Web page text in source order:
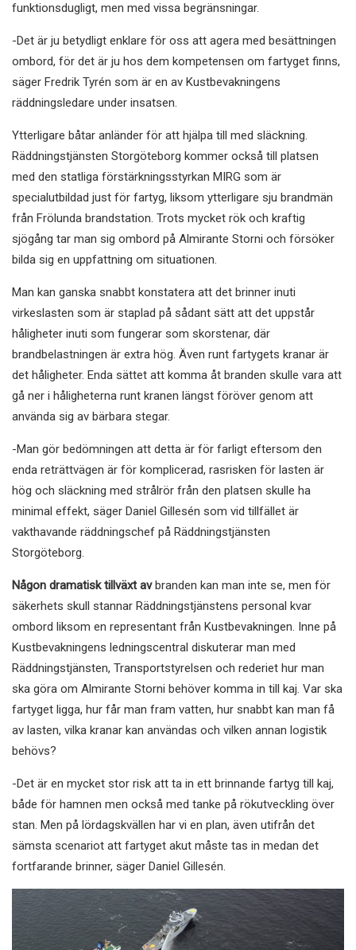
funktionsdugligt, men med vissa begränsningar.
-Det är ju betydligt enklare för oss att agera med besättningen
ombord, för det är ju hos dem kompetensen om fartyget finns,
säger Fredrik Tyrén som är en av Kustbevakningens
räddningsledare under insatsen.
Ytterligare båtar anländer för att hjälpa till med släckning.
Räddningstjänsten Storgöteborg kommer också till platsen
med den statliga förstärkningsstyrkan MIRG som är
specialutbildad just för fartyg, liksom ytterligare sju brandmän
från Frölunda brandstation. Trots mycket rök och kraftig
sjögång tar man sig ombord på Almirante Storni och försöker
bilda sig en uppfattning om situationen.
Man kan ganska snabbt konstatera att det brinner inuti
virkeslasten som är staplad på sådant sätt att det uppstår
håligheter inuti som fungerar som skorstenar, där
brandbelastningen är extra hög. Även runt fartygets kranar är
det håligheter. Enda sättet att komma åt branden skulle vara att
gå ner i håligheterna runt kranen längst föröver genom att
använda sig av bärbara stegar.
-Man gör bedömningen att detta är för farligt eftersom den
enda reträttvägen är för komplicerad, rasrisken för lasten är
hög och släckning med strålrör från den platsen skulle ha
minimal effekt, säger Daniel Gillesén som vid tillfället är
vakthavande räddningschef på Räddningstjänsten
Storgöteborg.
Någon dramatisk tillväxt avbranden kan man inte se, men för
säkerhets skull stannar Räddningstjänstens personal kvar
ombord liksom en representant från Kustbevakningen. Inne på
Kustbevakningens ledningscentral diskuterar man med
Räddningstjänsten, Transportstyrelsen och rederiet hur man
ska göra om Almirante Storni behöver komma in till kaj. Var ska
fartyget ligga, hur får man fram vatten, hur snabbt kan man få
av lasten, vilka kranar kan användas och vilken annan logistik
behövs?
-Det är en mycket stor risk att ta in ett brinnande fartyg till kaj,
både för hamnen men också med tanke på rökutveckling över
stan. Men på lördagskvällen har vi en plan, även utifrån det
sämsta scenariot att fartyget akut måste tas in medan det
fortfarande brinner, säger Daniel Gillesén.